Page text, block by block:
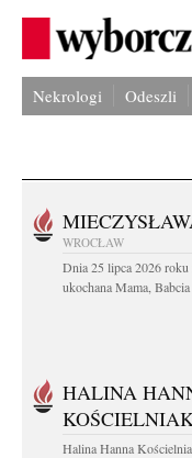
Nekrologi Odeszli
WROCŁAW
Dnia 25 lipca 2026 roku
ukochana Mama,
HALINA
Halina Hanna